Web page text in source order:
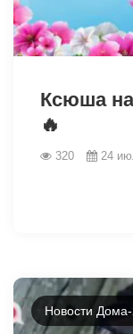
Ксюша
🔥
320 24
Новости